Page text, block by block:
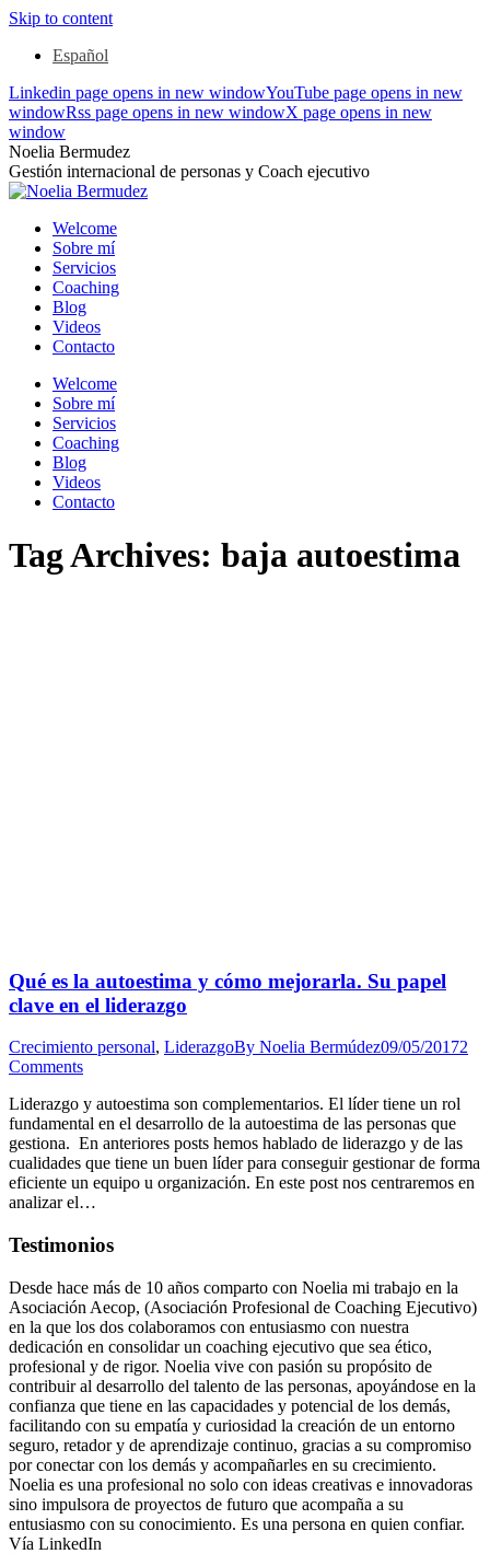
Skip to content
Español
Linkedin page opens in new windowYouTube page opens in new
windowRss page opens in new windowX page opens in new
window
Noelia Bermudez
Gestión internacional de personas y Coach ejecutivo
Welcome
Sobre mí
Servicios
Coaching
Blog
Videos
Contacto
Welcome
Sobre mí
Servicios
Coaching
Blog
Videos
Contacto
Tag Archives: baja autoestima
Qué es la autoestima y cómo mejorarla. Su papel
clave en el liderazgo
Crecimiento personal, LiderazgoBy Noelia Bermúdez09/05/20172
Comments
Liderazgo y autoestima son complementarios. El líder tiene un rol
fundamental en el desarrollo de la autoestima de las personas que
gestiona. En anteriores posts hemos hablado de liderazgo y de las
cualidades que tiene un buen líder para conseguir gestionar de forma
eficiente un equipo u organización. En este post nos centraremos en
analizar el…
Testimonios
Desde hace más de 10 años comparto con Noelia mi trabajo en la
Asociación Aecop, (Asociación Profesional de Coaching Ejecutivo)
en la que los dos colaboramos con entusiasmo con nuestra
dedicación en consolidar un coaching ejecutivo que sea ético,
profesional y de rigor. Noelia vive con pasión su propósito de
contribuir al desarrollo del talento de las personas, apoyándose en la
confianza que tiene en las capacidades y potencial de los demás,
facilitando con su empatía y curiosidad la creación de un entorno
seguro, retador y de aprendizaje continuo, gracias a su compromiso
por conectar con los demás y acompañarles en su crecimiento.
Noelia es una profesional no solo con ideas creativas e innovadoras
sino impulsora de proyectos de futuro que acompaña a su
entusiasmo con su conocimiento. Es una persona en quien confiar.
Vía LinkedIn